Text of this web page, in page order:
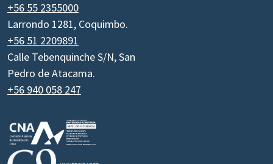
+56 55 2355000
Larrondo 1281, Coquimbo.
+56 51 2209891
Calle Tebenquinche S/N, San
Pedro de Atacama.
+56 940 058 247